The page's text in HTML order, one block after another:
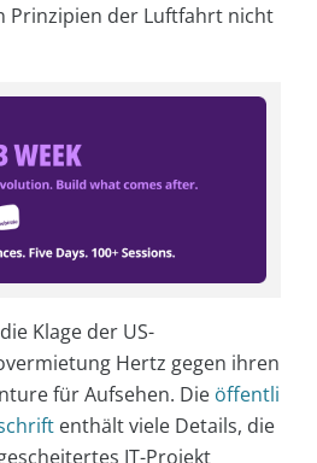
Prinzipien der Luftfahrt nicht
Klage der US-
Hertz gegen ihren
für Aufsehen. Die öffentli
enthält viele Details, die
IT-Projekt